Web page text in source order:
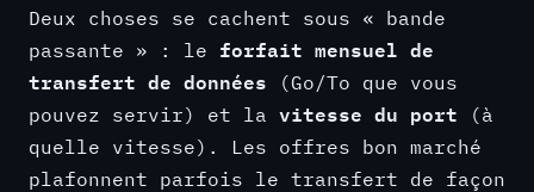
Deux choses se cachent sous « bande
passante » : le forfait mensuel de
transfert de données (Go/To que vous
pouvez servir) et la vitesse du port (à
quelle vitesse). Les offres bon marché
plafonnent parfois le transfert de façon